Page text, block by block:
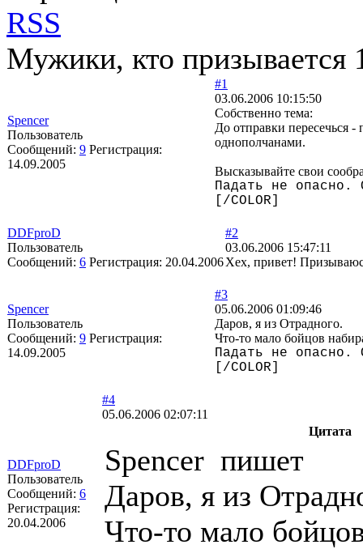
RSS
Мужики, кто призывается
Spencer
Пользователь
Сообщений: 9 Регистрация:
14.09.2005
#1
03.06.2006 10:15:50
Собственно тема:
До отправки пересечься -
однополчанами.
Высказывайте свои
Падать не опасно.
[/COLOR]
DDFproD
Пользователь
Сообщений: 6 Регистрация: 20.04.2006
#2
03.06.2006 15:47:11
Хех, привет!
Spencer
Пользователь
Сообщений: 9 Регистрация:
14.09.2005
#3
05.06.2006 01:09:46
Даров, я из Отрадного.
Что-то мало бойцов
Падать не опасно.
[/COLOR]
DDFproD
Пользователь
Сообщений: 6
Регистрация:
20.04.2006
#4
05.06.2006 02:07:11
Цитата
Spencer пишет
Даров, я из
Что-то мало